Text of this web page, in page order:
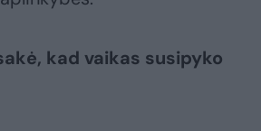
kad vaikas susipyko